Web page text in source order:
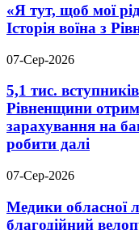
«Я тут, щоб мої
Історія воїна з
07-Сер-2026
5,1 тис.
Рівненщини
зарахування на
робити далі
07-Сер-2026
Медики обласної
благодійний